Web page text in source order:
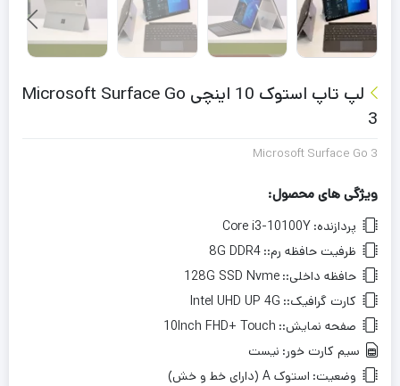
لپ تاپ استوک 10 اینچی Microsoft Surface Go
3
Microsoft Surface Go 3
ویژگی های محصول:
پردازنده: Core i3-10100Y
ظرفیت حافظه رم:: 8G DDR4
حافظه داخلی:: 128G SSD Nvme
کارت گرافیک:: Intel UHD UP 4G
صفحه نمایش:: 10Inch FHD+ Touch
سیم کارت خور: نیست
وضعیت: استوک A (دارای خط و خش)